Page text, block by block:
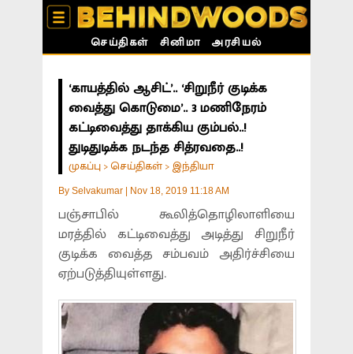
செய்திகள் சினிமா அரசியல்
‘காயத்தில் ஆசிட்’.. ‘சிறுநீர் குடிக்க
வைத்து கொடுமை’.. 3 மணிநேரம்
கட்டிவைத்து தாக்கிய கும்பல்..!
துடிதுடிக்க நடந்த சித்ரவதை..!
முகப்பு >செய்திகள் > இந்தியா
By Selvakumar Nov 18, 2019 11:18 AM
பஞ்சாபில் கூலித்தொழிலாளியை
மரத்தில் கட்டிவைத்து அடித்து சிறுநீர்
குடிக்க வைத்த சம்பவம் அதிர்ச்சியை
ஏற்படுத்தியுள்ளது.